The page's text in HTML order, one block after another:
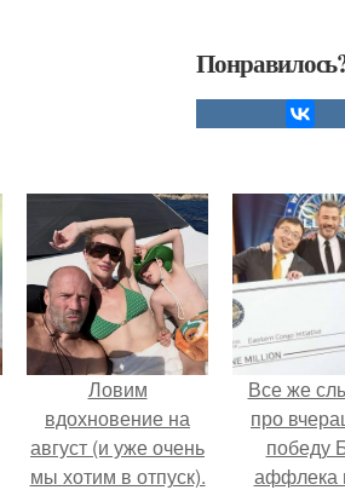
Ловим
вдохновение на
август (и уже очень
мы хотим в отпуск).
Все же
про
победу
аффлека